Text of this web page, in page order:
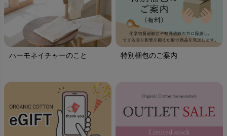
ハーモネイチャーのこと 特別梱包のご案内